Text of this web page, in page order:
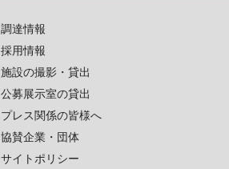
調達情報
採用情報
施設の撮影・貸出
公募展示室の貸出
プレス関係の皆様へ
協賛企業・団体
サイトポリシー